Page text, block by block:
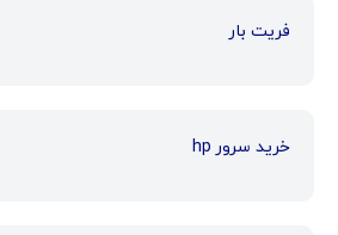
فریت بار
خرید سرور hp